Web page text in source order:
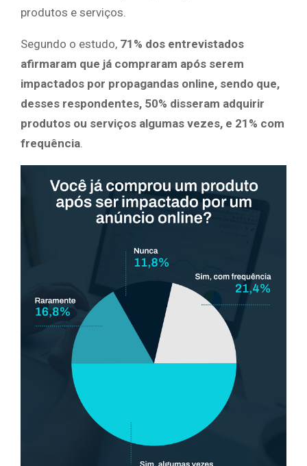
produtos e serviços.
Segundo o estudo, 71% dos entrevistados
afirmaram que já compraram após serem
impactados por propagandas online, sendo que,
desses respondentes, 50% disseram adquirir
produtos ou serviços algumas vezes, e 21% com
frequência